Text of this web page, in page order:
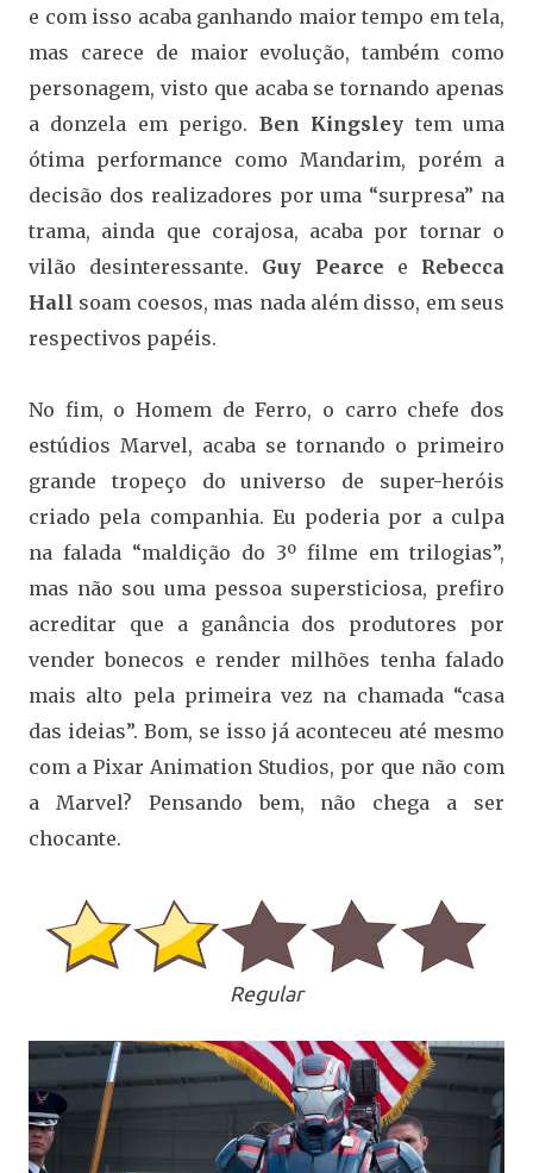
e com isso acaba ganhando maior tempo em tela,
mas carece de maior evolução, também como
personagem, visto que acaba se tornando apenas
a donzela em perigo. Ben Kingsley tem uma
ótima performance como Mandarim, porém a
decisão dos realizadores por uma “surpresa” na
trama, ainda que corajosa, acaba por tornar o
vilão desinteressante. Guy Pearce e Rebecca
Hall soam coesos, mas nada além disso, em seus
respectivos papéis.
No fim, o Homem de Ferro, o carro chefe dos
estúdios Marvel, acaba se tornando o primeiro
grande tropeço do universo de super-heróis
criado pela companhia. Eu poderia por a culpa
na falada “maldição do 3º filme em trilogias”,
mas não sou uma pessoa supersticiosa, prefiro
acreditar que a ganância dos produtores por
vender bonecos e render milhões tenha falado
mais alto pela primeira vez na chamada “casa
das ideias”. Bom, se isso já aconteceu até mesmo
com a Pixar Animation Studios, por que não com
a Marvel? Pensando bem, não chega a ser
chocante.
Regular